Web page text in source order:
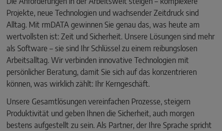
Projekte, neue Technologien und wachsender Zeitdruck sind
Alltag. Mit rmDATA gewinnen Sie genau das, was heute am
wertvollsten ist: Zeit und Sicherheit. Unsere Lösungen sind mehr
als Software – sie sind Ihr Schlüssel zu einem reibungslosen
Arbeitsalltag. Wir verbinden innovative Technologien mit
persönlicher Beratung, damit Sie sich auf das konzentrieren
können, was wirklich zählt: Ihr Kerngeschäft.
Unsere Gesamtlösungen vereinfachen Prozesse, steigern
Produktivität und geben Ihnen die Sicherheit, auch morgen
bestens aufgestellt zu sein. Als Partner, der Ihre Sprache spricht